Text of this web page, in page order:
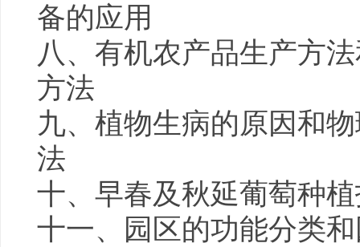
备的应用
八、有机农产品生产方
方法
九、植物生病的原因和
法
十、早春及秋延葡萄种
十一、园区的功能分类